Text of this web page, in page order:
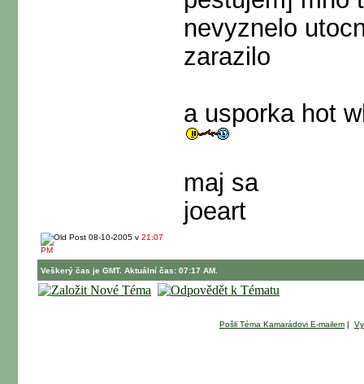
nevyznelo
zarazilo
a usporka hot
maj sa
joeart
08-10-2005 v 21:07
PM
Veškerý čas je GMT. Aktuální čas: 07:17 AM.
Pošli Téma Kamarádovi E-mailem |